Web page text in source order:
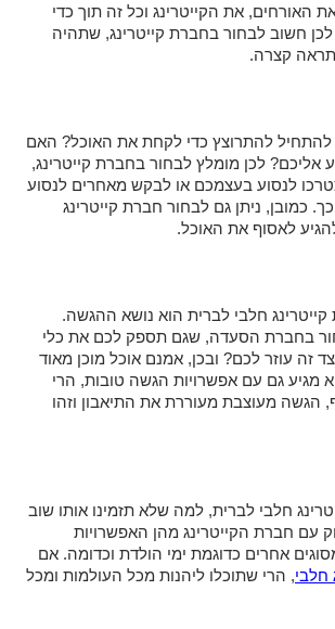
את הקייטרינג וכל זה תוך כדי
חשוב לבחור בחברת קייטרינג, שתהיה
קצרה.
להתרוצץ כדי לקחת את האוכל? האם
אליכם? לכן מומלץ לבחור בחברת קייטרינג,
לנסוע בעצמכם או לבקש מאחרים לנסוע
כמובן, ניתן גם לבחור חברת קייטרינג
לאסוף את האוכל.
חלבי לברית הוא נושא ההגשה.
בחברת הסעדה, שגם תספק לכם את כלי
זה עוזר לכם? ובכן, אמנם אוכל מוכן מאוד
מגיע גם עם אפשרויות הגשה טובות, הרי
הגשה מעוצבת מעוררת את התיאבון וזהו
חלבי לברית, למה שלא תזמינו אותו שוב
עם חברת הקייטרינג מהן האפשרויות
אחרים כדוגמת ימי הולדת וכדומה. אם
חלבי, הרי שתוכלו ליהנות מכל העולמות ומכל